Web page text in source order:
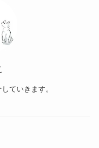
ていきます。